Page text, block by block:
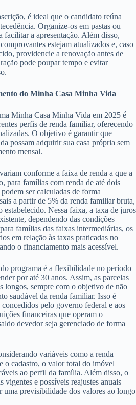
é ideal que o candidato reúna
Organize-os em pastas ou
facilitar a apresentação. Além disso,
estejam atualizados e, caso
providencie a renovação antes de
pode poupar tempo e evitar
do Minha Casa Minha Vida
Minha Casa Minha Vida em 2025 é
perfis de renda familiar, oferecendo
O objetivo é garantir que
possam adquirir sua casa própria sem
mensal.
conforme a faixa de renda a que a
para famílias com renda de até dois
ser calculadas de forma
a partir de 5% da renda familiar bruta,
Nessa faixa, a taxa de juros
dependendo das condições
famílias das faixas intermediárias, os
em relação às taxas praticadas no
o financiamento mais acessível.
programa é a flexibilidade no período
por até 30 anos. Assim, as parcelas
longos, sempre com o objetivo de não
saudável da renda familiar. Isso é
pelo governo federal e aos
financeiras que operam o
devedor seja gerenciado de forma
variáveis como a renda
o cadastro, o valor total do imóvel
ao perfil da família. Além disso, o
vigentes e possíveis reajustes anuais
uma previsibilidade dos valores ao longo